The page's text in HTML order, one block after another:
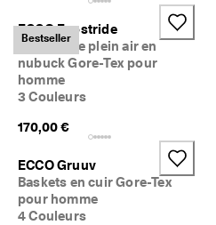
Bestseller
ECCO Exostride
Baskets de plein air en
nubuck Gore-Tex pour
homme
3 Couleurs
170,00 €
ECCO Gruuv
Baskets en cuir Gore-Tex
pour homme
4 Couleurs